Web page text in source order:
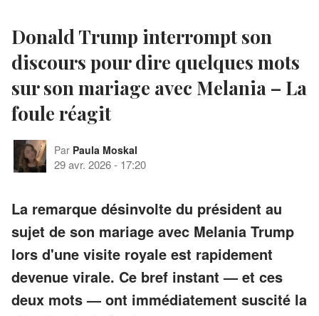
Donald Trump interrompt son
discours pour dire quelques mots
sur son mariage avec Melania – La
foule réagit
Par Paula Moskal
29 avr. 2026- 17:20
La remarque désinvolte du président au
sujet de son mariage avec Melania Trump
lors d'une visite royale est rapidement
devenue virale. Ce bref instant — et ces
deux mots — ont immédiatement suscité la